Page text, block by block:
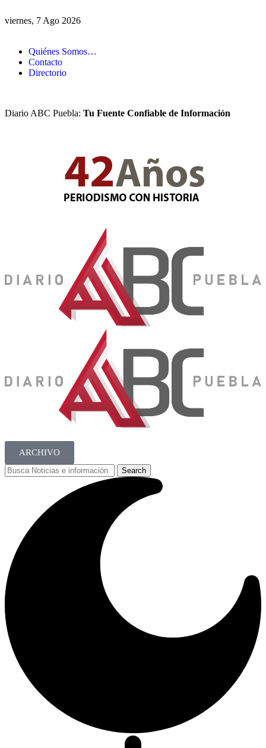
viernes, 7 Ago 2026
Quiénes Somos…
Contacto
Directorio
Diario ABC Puebla: Tu Fuente Confiable de Información
ARCHIVO